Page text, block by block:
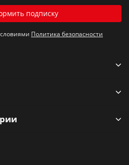
подписку
Политика безопасности